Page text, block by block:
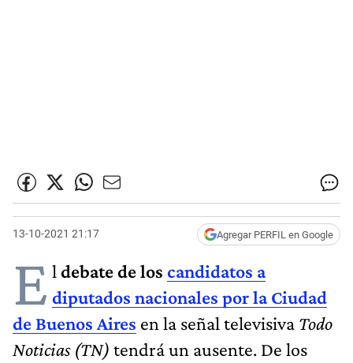
13-10-2021 21:17 Agregar PERFIL en Google
E l debate de los candidatos a
diputados nacionales por la Ciudad
de Buenos Aires en la señal televisiva Todo
Noticias (TN) tendrá un ausente. De los